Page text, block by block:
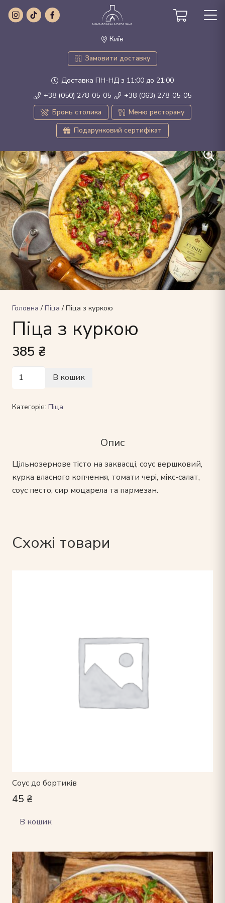
Київ
Замовити доставку
Доставка ПН-НД з 11:00 до 21:00
+38 (050) 278-05-05
+38 (063) 278-05-05
Бронь столика
Меню ресторану
Подарунковий сертифікат
Головна /Піца / Піца з куркою
Піца з куркою
385 ₴
Піца
кількість
В кошик
Категорія: Піца
Опис
Цільнозернове тісто на заквасці, соус вершковий,
курка власного копчення, томати чері, мікс-салат,
соус песто, сир моцарела та пармезан.
Схожі товари
Соус до бортиків
45 ₴
В кошик